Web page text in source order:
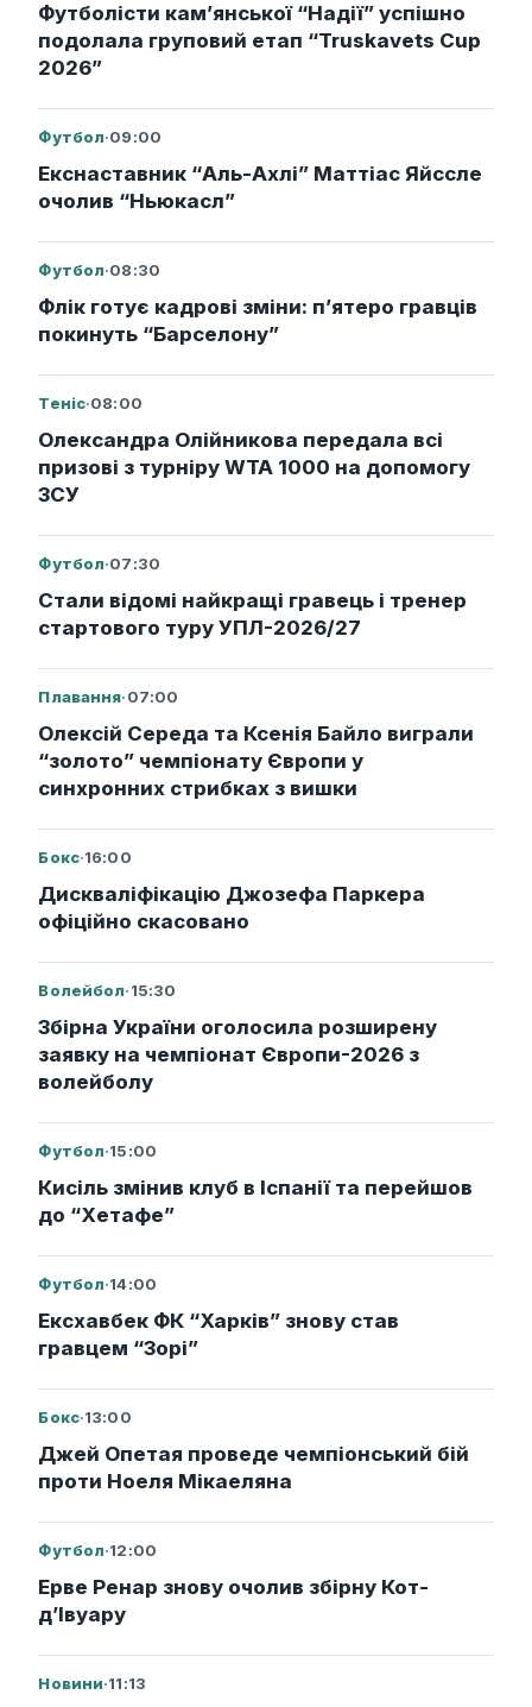
Футболісти кам’янської “Надії” успішно
подолала груповий етап “Truskavets Cup
2026”
Футбол·09:00
Екснаставник “Аль-Ахлі” Маттіас Яйссле
очолив “Ньюкасл”
Футбол·08:30
Флік готує кадрові зміни: п’ятеро гравців
покинуть “Барселону”
Теніс·08:00
Олександра Олійникова передала всі
призові з турніру WTA 1000 на допомогу
ЗСУ
Футбол·07:30
Стали відомі найкращі гравець і тренер
стартового туру УПЛ-2026/27
Плавання·07:00
Олексій Середа та Ксенія Байло виграли
“золото” чемпіонату Європи у
синхронних стрибках з вишки
Бокс·16:00
Дискваліфікацію Джозефа Паркера
офіційно скасовано
Волейбол·15:30
Збірна України оголосила розширену
заявку на чемпіонат Європи-2026 з
волейболу
Футбол·15:00
Кисіль змінив клуб в Іспанії та перейшов
до “Хетафе”
Футбол·14:00
Ексхавбек ФК “Харків” знову став
гравцем “Зорі”
Бокс·13:00
Джей Опетая проведе чемпіонський бій
проти Ноеля Мікаеляна
Футбол·12:00
Ерве Ренар знову очолив збірну Кот-
д’Івуару
Новини·11:13